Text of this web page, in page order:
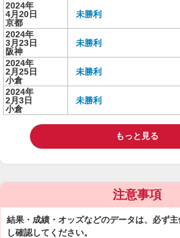
2024年
4月20日
京都
未勝利
2024年
3月23日
阪神
未勝利
2024年
2月25日
小倉
未勝利
2024年
2月3日
小倉
未勝利
もっと見る
注意事項
結果・成績・オッズなどのデータは、必ず
し確認してください。